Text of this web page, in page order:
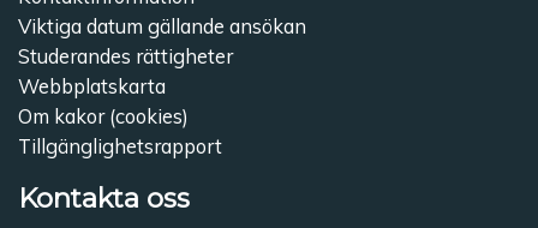
Viktiga datum gällande ansökan
Studerandes rättigheter
Webbplatskarta
Om kakor (cookies)
Tillgänglighetsrapport
Kontakta oss